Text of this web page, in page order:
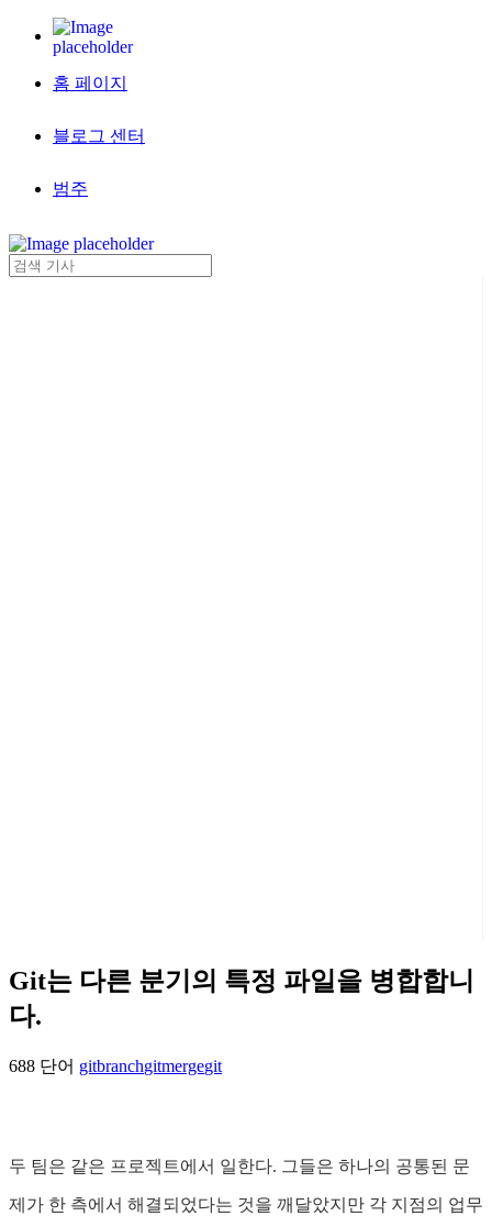
홈 페이지
블로그 센터
범주
Git는 다른 분기의 특정 파일을 병합합니
다.
688 단어 gitbranchgitmergegit
두 팀은 같은 프로젝트에서 일한다. 그들은 하나의 공통된 문
제가 한 측에서 해결되었다는 것을 깨달았지만 각 지점의 업무